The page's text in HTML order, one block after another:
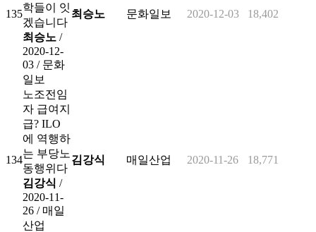
135
학들이 잇
겠습니다
최승노 /
2020-12-
03 / 문화
일보
최승노 문화일보 2020-12-03 18,402
134
노조전임
자 급여지
급? ILO
에 역행하
는 부당노
동행위다
김강식 /
2020-11-
26 / 매일
산업
김강식 매일산업 2020-11-26 18,771